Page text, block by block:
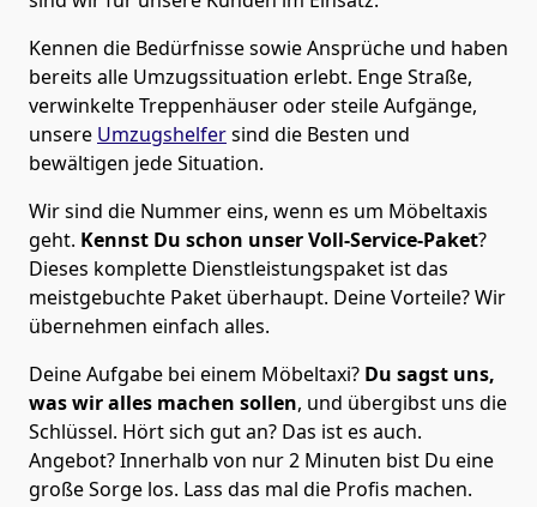
Kennen die Bedürfnisse sowie Ansprüche und haben
bereits alle Umzugssituation erlebt. Enge Straße,
verwinkelte Treppenhäuser oder steile Aufgänge,
unsere Umzugshelfersind die Besten und
bewältigen jede Situation.
Wir sind die Nummer eins, wenn es um Möbeltaxis
geht. Kennst Du schon unser Voll-Service-Paket?
Dieses komplette Dienstleistungspaket ist das
meistgebuchte Paket überhaupt. Deine Vorteile? Wir
übernehmen einfach alles.
Deine Aufgabe bei einem Möbeltaxi? Du sagst uns,
was wir alles machen sollen, und übergibst uns die
Schlüssel. Hört sich gut an? Das ist es auch.
Angebot? Innerhalb von nur 2 Minuten bist Du eine
große Sorge los. Lass das mal die Profis machen.